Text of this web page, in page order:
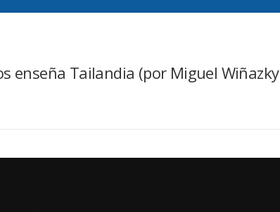
enseña Tailandia (por Miguel Wiñazky